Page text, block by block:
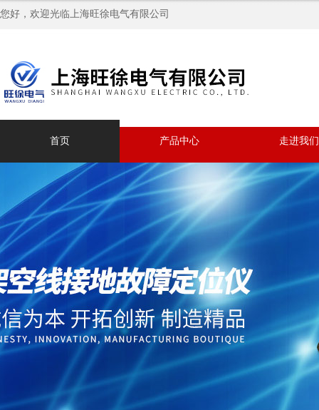
您好，欢迎光临上海旺徐电气有限公司
首页 产品中心 走进我们